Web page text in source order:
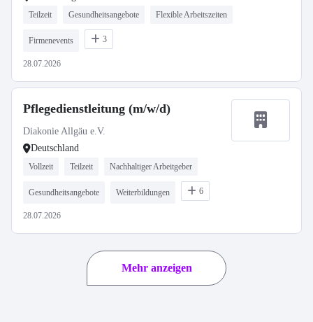
Teilzeit Gesundheitsangebote Flexible Arbeitszeiten
Firmenevents 3
28.07.2026
Pflegedienstleitung (m/w/d)
Diakonie Allgäu e.V.
Deutschland
Vollzeit Teilzeit Nachhaltiger Arbeitgeber
Gesundheitsangebote Weiterbildungen 6
28.07.2026
Mehr anzeigen